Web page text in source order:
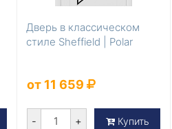
Дверь в классическом
стиле Sheffield | Polar
от 11 659
- + Купить